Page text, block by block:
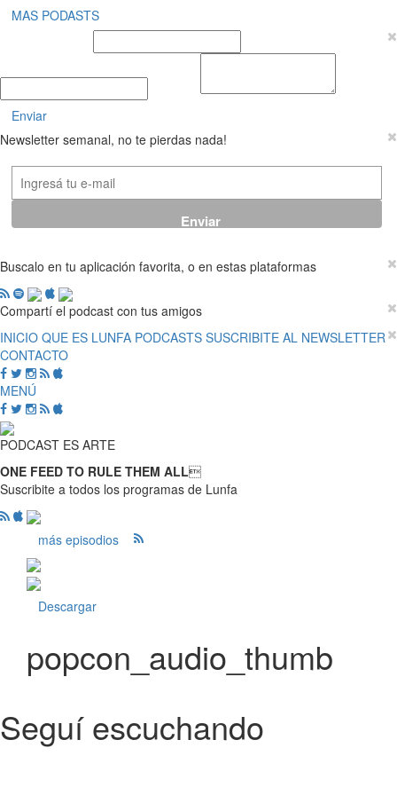
MAS PODASTS
Enviar
Newsletter semanal, no te pierdas nada!
Buscalo en tu aplicación favorita, o en estas plataformas
Compartí el podcast con tus amigos
INICIO QUE ES LUNFA PODCASTS SUSCRIBITE AL NEWSLETTER
CONTACTO
MENÚ
PODCAST ES ARTE
ONE FEED TO RULE THEM ALL
Suscribite a todos los programas de Lunfa
más episodios
Descargar
popcon_audio_thumb
Seguí escuchando